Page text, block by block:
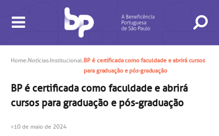
BUSCA
CONSULTAS E EXAMES
ATENDIMENTO 24H
CONHEÇA AS UNIDADES
INSTITUCIONAL
NOSSOS SERVIÇOS
INFORMAÇÕES ÚTEIS
ESPECIALIDADES
Home Notícias Institucional BP é certificada como faculdade e abrirá cursos
para graduação e pós-graduação
BP é certificada como faculdade e abrirá
cursos para graduação e pós-graduação
10 de maio de 2024